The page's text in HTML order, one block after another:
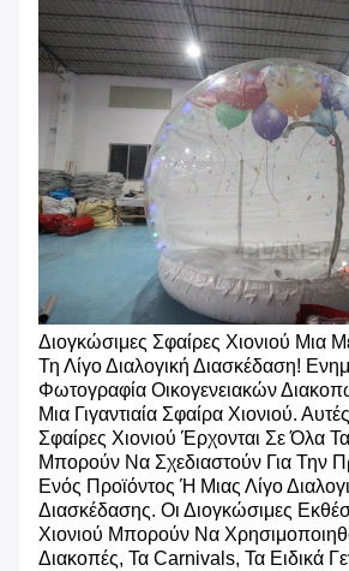
Διογκώσιμες Σφαίρες Χιονιού Μια
Τη Λίγο Διαλογική Διασκέδαση!
Φωτογραφία Οικογενειακών
Μια Γιγαντιαία Σφαίρα Χιονιού.
Σφαίρες Χιονιού Έρχονται Σε Όλα
Μπορούν Να Σχεδιαστούν Για Την
Ενός Προϊόντος Ή Μιας Λίγο
Διασκέδασης. Οι Διογκώσιμες
Χιονιού Μπορούν Να
Διακοπές, Τα Carnivals, Τα Ειδικά